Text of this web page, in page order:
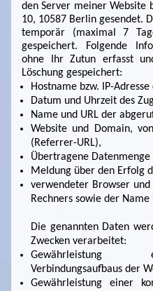
den Server meiner Website
10, 10587 Berlin gesendet.
temporär (maximal 7
gespeichert. Folgende
ohne Ihr Zutun erfasst
Löschung gespeichert:
Hostname bzw. IP-
Datum und Uhrzeit des
Name und URL der
Website und Domain,
(Referrer-URL),
Übertragene Datenmenge
Meldung über den Erfolg
verwendeter Browser und
Rechners sowie der Name
Die genannten Daten
Zwecken verarbeitet:
Gewährleistung
Verbindungsaufbaus der
Gewährleistung einer